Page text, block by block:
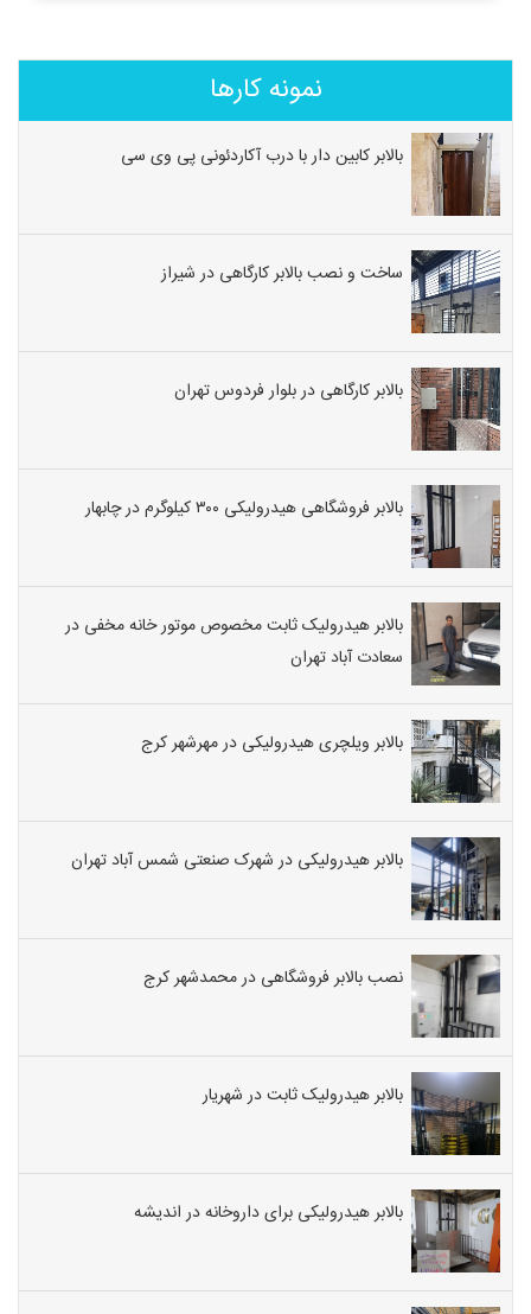
نمونه کارها
بالابر کابین دار با درب آکاردئونی پی وی سی
ساخت و نصب بالابر کارگاهی در شیراز
بالابر کارگاهی در بلوار فردوس تهران
بالابر فروشگاهی هیدرولیکی ۳۰۰ کیلوگرم در چابهار
بالابر هیدرولیک ثابت مخصوص موتور خانه مخفی در
سعادت آباد تهران
بالابر ویلچری هیدرولیکی در مهرشهر کرج
بالابر هیدرولیکی در شهرک صنعتی شمس آباد تهران
نصب بالابر فروشگاهی در محمدشهر کرج
بالابر هیدرولیک ثابت در شهریار
بالابر هیدرولیکی برای داروخانه در اندیشه